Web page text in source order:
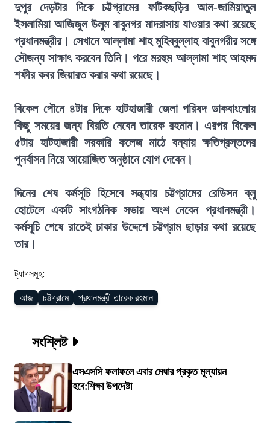
দুপুর দেড়টার দিকে চট্টগ্রামের ফটিকছড়ির আল-জামিয়াতুল
ইসলামিয়া আজিজুল উলুম বাবুনগর মাদরাসায় যাওয়ার কথা রয়েছে
প্রধানমন্ত্রীর। সেখানে আল্লামা শাহ মুহিব্বুল্লাহ বাবুনগরীর সঙ্গে
সৌজন্য সাক্ষাৎ করবেন তিনি। পরে মরহুম আল্লামা শাহ আহমদ
শফীর কবর জিয়ারত করার কথা রয়েছে।
বিকেল পৌনে ৪টার দিকে হাটহাজারী জেলা পরিষদ ডাকবাংলোয়
কিছু সময়ের জন্য বিরতি নেবেন তারেক রহমান। এরপর বিকেল
৫টায় হাটহাজারী সরকারি কলেজ মাঠে বন্যায় ক্ষতিগ্রস্তদের
পুনর্বাসন নিয়ে আয়োজিত অনুষ্ঠানে যোগ দেবেন।
দিনের শেষ কর্মসূচি হিসেবে সন্ধ্যায় চট্টগ্রামের রেডিসন ব্লু
হোটেলে একটি সাংগঠনিক সভায় অংশ নেবেন প্রধানমন্ত্রী।
কর্মসূচি শেষে রাতেই ঢাকার উদ্দেশে চট্টগ্রাম ছাড়ার কথা রয়েছে
তার।
ট্যাগসমূহ:
আজ চট্টগ্রামে প্রধানমন্ত্রী তারেক রহমান
সংশ্লিষ্ট
এসএসসি ফলাফলে এবার মেধার প্রকৃত মূল্যায়ন
হবে:শিক্ষা উপদেষ্টা